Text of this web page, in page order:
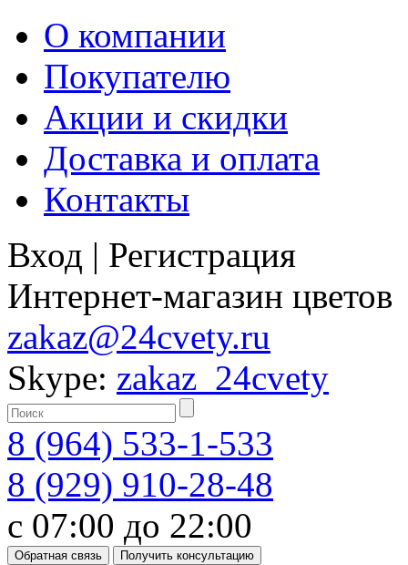
О компании
Покупателю
Акции и скидки
Доставка и оплата
Контакты
Вход | Регистрация
Интернет-магазин цветов
zakaz@24cvety.ru
Skype: zakaz_24cvety
8 (964) 533-1-533
8 (929) 910-28-48
с 07:00 до 22:00
Обратная связь Получить консультацию